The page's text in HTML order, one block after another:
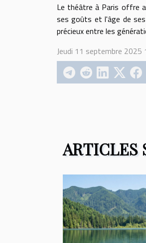
Le théâtre à Paris offre
ses goûts et l'âge de
précieux entre les
Jeudi 11 septembre 2025
ARTICLES